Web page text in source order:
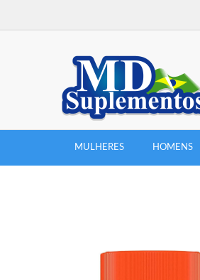
MULHERES HOMENS